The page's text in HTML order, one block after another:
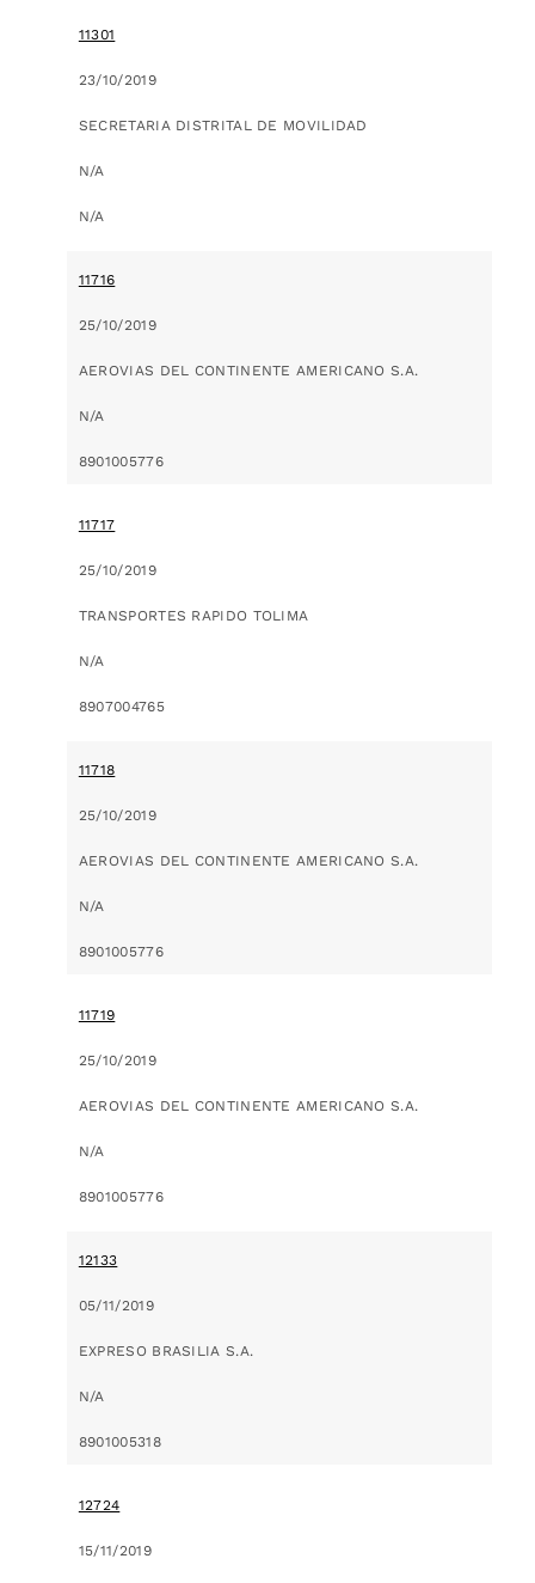
11301
23/10/2019
SECRETARIA DISTRITAL DE MOVILIDAD
N/A
N/A
11716
25/10/2019
AEROVIAS DEL CONTINENTE AMERICANO S.A.
N/A
8901005776
11717
25/10/2019
TRANSPORTES RAPIDO TOLIMA
N/A
8907004765
11718
25/10/2019
AEROVIAS DEL CONTINENTE AMERICANO S.A.
N/A
8901005776
11719
25/10/2019
AEROVIAS DEL CONTINENTE AMERICANO S.A.
N/A
8901005776
12133
05/11/2019
EXPRESO BRASILIA S.A.
N/A
8901005318
12724
15/11/2019